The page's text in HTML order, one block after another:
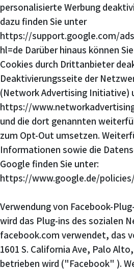
personalisierte Werbung
dazu finden Sie unter
https://support.google.com/
hl=de Darüber hinaus können
Cookies durch Drittanbieter
Deaktivierungsseite der
(Network Advertising Initiative)
https://
und die dort genannten
zum Opt-Out umsetzen.
Informationen sowie die
Google finden Sie unter:
https://www.google.de/
Verwendung von Facebook-
wird das Plug-ins des sozialen
facebook.com verwendet, das
1601 S. California Ave, Palo
betrieben wird ("Facebook" ).